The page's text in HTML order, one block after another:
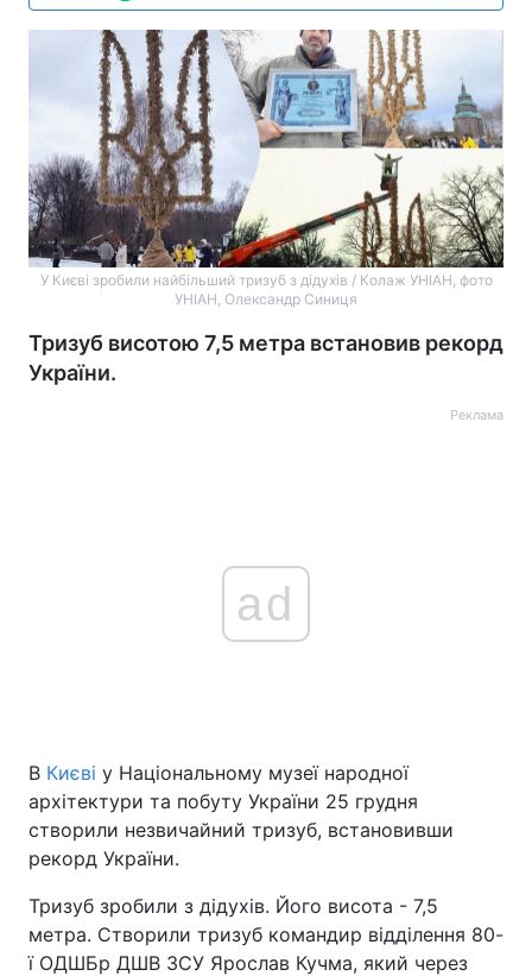
У Києві зробили найбільший тризуб з дідухів / Колаж УНІАН, фото
УНІАН, Олександр Синиця
Тризуб висотою 7,5 метра встановив рекорд
України.
Реклама
ad
В Києві у Національному музеї народної
архітектури та побуту України 25 грудня
створили незвичайний тризуб, встановивши
рекорд України.
Тризуб зробили з дідухів. Його висота - 7,5
метра. Створили тризуб командир відділення 80-
ї ОДШБр ДШВ ЗСУ Ярослав Кучма, який через